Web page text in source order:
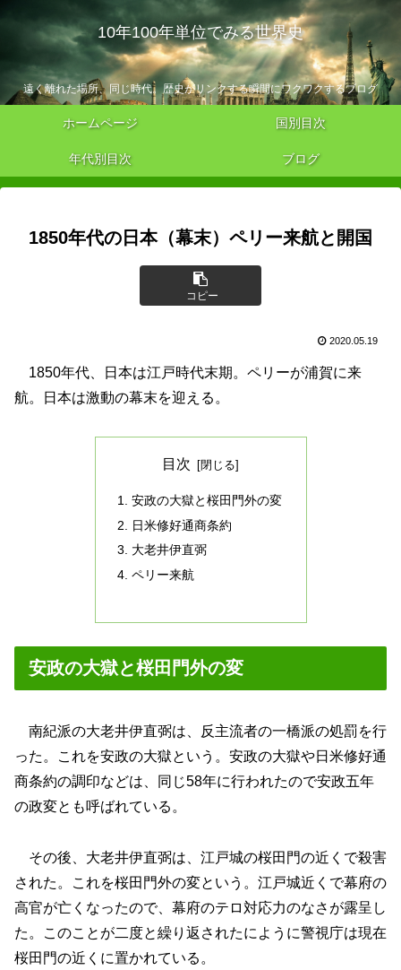
10年100年単位でみる世界史
遠く離れた場所、同じ時代。歴史がリンクする瞬間にワクワクするブログ
ホームページ 国別目次
年代別目次 ブログ
1850年代の日本（幕末）ペリー来航と開国
コピー
2020.05.19
1850年代、日本は江戸時代末期。ペリーが浦賀に来
航。日本は激動の幕末を迎える。
目次
安政の大獄と桜田門外の変
日米修好通商条約
大老井伊直弼
ペリー来航
安政の大獄と桜田門外の変
南紀派の大老井伊直弼は、反主流者の一橋派の処罰を行
った。これを安政の大獄という。安政の大獄や日米修好通
商条約の調印などは、同じ58年に行われたので安政五年
の政変とも呼ばれている。
その後、大老井伊直弼は、江戸城の桜田門の近くで殺害
された。これを桜田門外の変という。江戸城近くで幕府の
高官が亡くなったので、幕府のテロ対応力のなさが露呈し
た。このことが二度と繰り返されたにように警視庁は現在
桜田門の近くに置かれている。